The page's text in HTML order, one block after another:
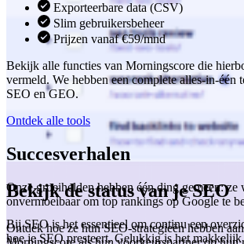
Bekijk de status van je SEO
Bij SEO is het essentieel om continu een
hoe je SEO presteert. Gelukkig is het
Exporteerbare data (CSV)
Slim gebruikersbeheer
Prijzen vanaf €59/mnd
Bekijk alle functies van Morningscore die
vermeld. We hebben een complete alles-in-één
SEO en GEO.
Ontdek alle tools
Succesverhalen
Onze groeihelden hebben één ding gemeen: ze
onvermoeibaar om top rankings op Google te
Ontdek hoe ze hun SEO-strategieën hebben